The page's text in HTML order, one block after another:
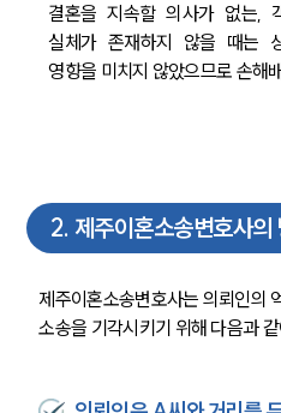
결혼을 지속할 의사가 없는,
실체가 존재하지 않을 때는
영향을 미치지 않았으므로 손해
2. 제주이혼소송변호사의
제주이혼소송변호사는 의뢰인의
소송을 기각시키기 위해 다음과